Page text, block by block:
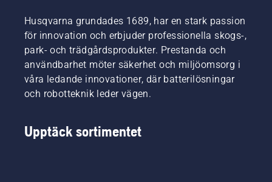
Husqvarna grundades 1689, har en stark passion
för innovation och erbjuder professionella skogs-,
park- och trädgårdsprodukter. Prestanda och
användbarhet möter säkerhet och miljöomsorg i
våra ledande innovationer, där batterilösningar
och robotteknik leder vägen.
Upptäck sortimentet